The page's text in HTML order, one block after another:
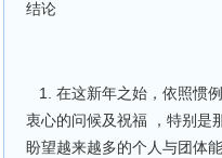
结论
1. 在这新年之始，依照惯
衷心的问候及祝福 ，特别是
盼望越来越多的个人与团体